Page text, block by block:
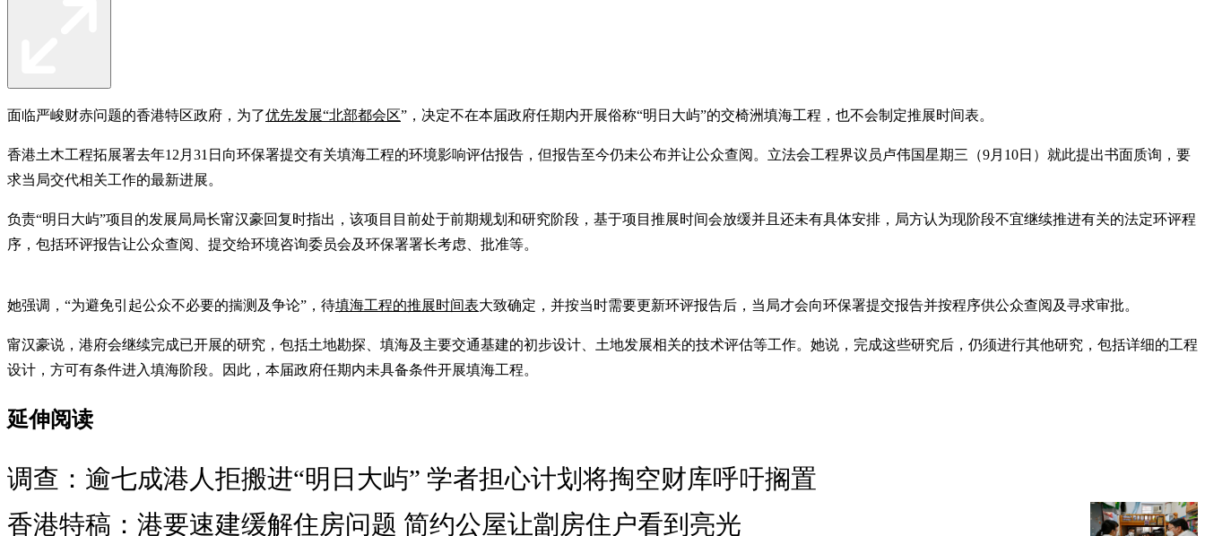
面临严峻财赤问题的香港特区政府，为了优先发展“北部都会区”，决定不在本届政府任期内开展俗称“明日大屿”的交椅洲填海工程，也不会制定推展时间表。
香港土木工程拓展署去年12月31日向环保署提交有关填海工程的环境影响评估报告，但报告至今仍未公布并让公众查阅。立法会工程界议员卢伟国星期三（9月10日）就此提出书面质询，要
求当局交代相关工作的最新进展。
负责“明日大屿”项目的发展局局长甯汉豪回复时指出，该项目目前处于前期规划和研究阶段，基于项目推展时间会放缓并且还未有具体安排，局方认为现阶段不宜继续推进有关的法定环评程
序，包括环评报告让公众查阅、提交给环境咨询委员会及环保署署长考虑、批准等。
她强调，“为避免引起公众不必要的揣测及争论”，待填海工程的推展时间表大致确定，并按当时需要更新环评报告后，当局才会向环保署提交报告并按程序供公众查阅及寻求审批。
甯汉豪说，港府会继续完成已开展的研究，包括土地勘探、填海及主要交通基建的初步设计、土地发展相关的技术评估等工作。她说，完成这些研究后，仍须进行其他研究，包括详细的工程
设计，方可有条件进入填海阶段。因此，本届政府任期内未具备条件开展填海工程。
延伸阅读
调查：逾七成港人拒搬进“明日大屿” 学者担心计划将掏空财库呼吁搁置
香港特稿：港要速建缓解住房问题 简约公屋让劏房住户看到亮光